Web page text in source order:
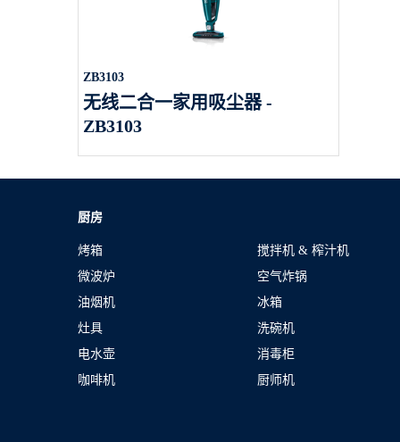
ZB3103
无线二合一家用吸尘器 -
ZB3103
厨房
烤箱
微波炉
油烟机
灶具
电水壶
咖啡机
搅拌机 & 榨汁机
空气炸锅
冰箱
洗碗机
消毒柜
厨师机